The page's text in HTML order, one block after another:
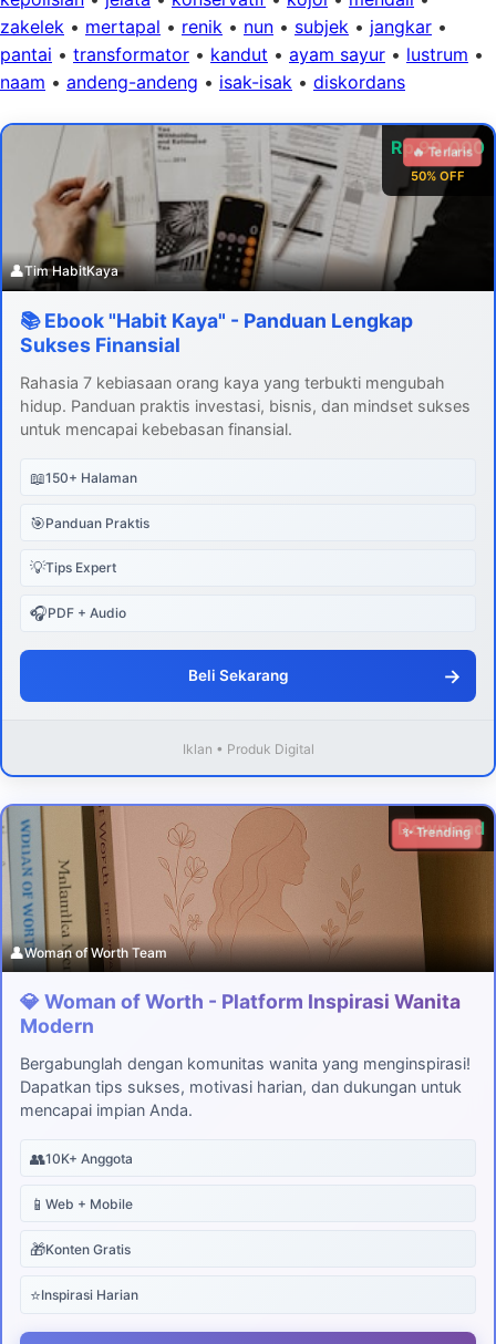
zakelek • mertapal • renik • nun • subjek • jangkar •
pantai • transformator • kandut • ayam sayur • lustrum •
naam • andeng-andeng • isak-isak • diskordans
Rp 99.000
50% OFF
🔥 Terlaris
👤Tim HabitKaya
📚 Ebook "Habit Kaya" - Panduan Lengkap
Sukses Finansial
Rahasia 7 kebiasaan orang kaya yang terbukti mengubah
hidup. Panduan praktis investasi, bisnis, dan mindset sukses
untuk mencapai kebebasan finansial.
📖150+ Halaman
🎯Panduan Praktis
💡Tips Expert
🎧PDF + Audio
Beli Sekarang →
Iklan • Produk Digital
Download
✨ Trending
👤Woman of Worth Team
💎 Woman of Worth - Platform Inspirasi Wanita
Modern
Bergabunglah dengan komunitas wanita yang menginspirasi!
Dapatkan tips sukses, motivasi harian, dan dukungan untuk
mencapai impian Anda.
👥10K+ Anggota
📱 Web + Mobile
🎁Konten Gratis
⭐Inspirasi Harian